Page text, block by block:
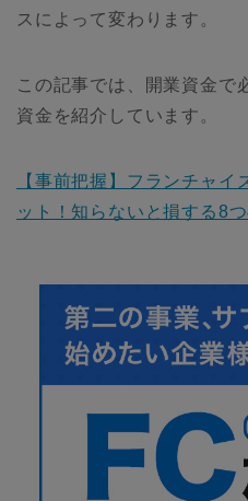
スによって変わります。
この記事では、開業資金で
資金を紹介しています。
【事前把握】フランチャイ
ット！知らないと損する8つ